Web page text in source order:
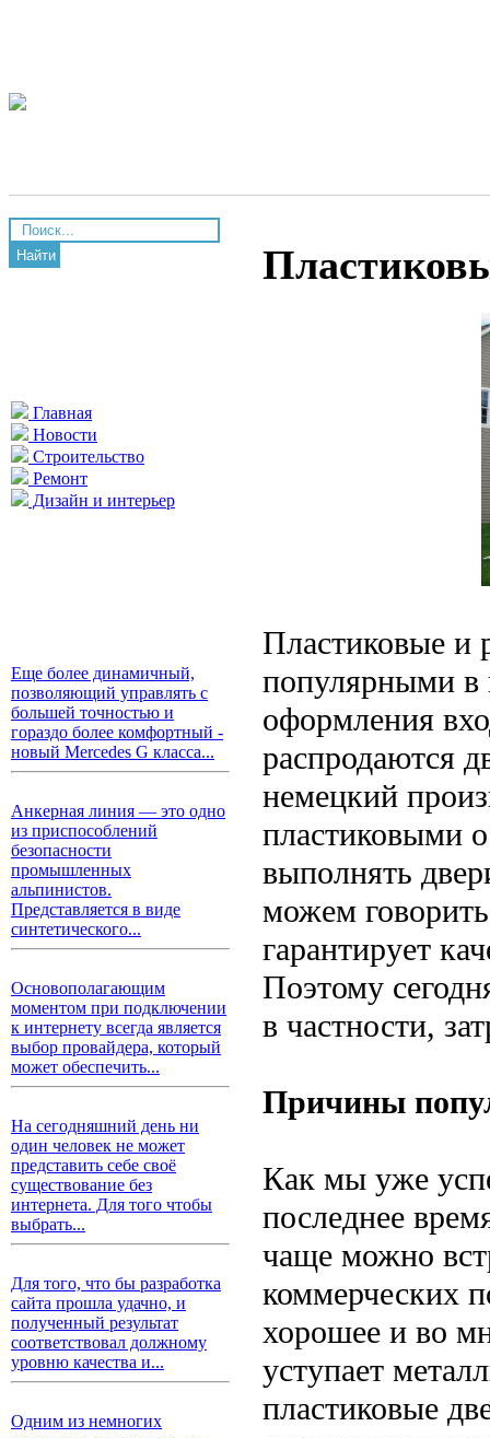
Найти
Главная
Новости
Строительство
Ремонт
Дизайн и интерьер
Еще более динамичный,
позволяющий управлять с
большей точностью и
гораздо более комфортный -
новый Mercedes G класса...
Анкерная линия — это одно
из приспособлений
безопасности
промышленных
альпинистов.
Представляется в виде
синтетического...
Основополагающим
моментом при подключении
к интернету всегда является
выбор провайдера, который
может обеспечить...
На сегодняшний день ни
один человек не может
представить себе своё
существование без
интернета. Для того чтобы
выбрать...
Для того, что бы разработка
сайта прошла удачно, и
полученный результат
соответствовал должному
уровню качества и...
Одним из немногих
Пластиковые и
популярными в
оформления
распродаются
немецкий
пластиковыми
выполнять
можем
гарантирует
Поэтому
в частности,
Причины
Как мы уже
последнее
чаще можно
коммерческих
хорошее и во
уступает
пластиковые